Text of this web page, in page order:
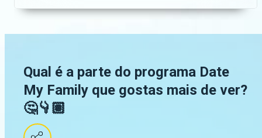
Qual é a parte do programa Date
My Family que gostas mais de ver?
🤔👇🏽